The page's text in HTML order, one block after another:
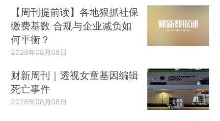
【周刊提前读】各地狠抓社保
缴费基数 合规与企业减负如
何平衡？
2026年08月08日
财新周刊｜透视女童基因编辑
死亡事件
2026年08月08日